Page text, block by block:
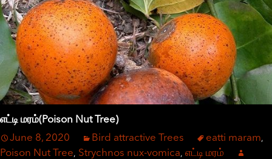
எட்டி மரம்(Poison Nut Tree)
June 8, 2020
Bird attractive Trees eatti maram,
Poison Nut Tree, Strychnos nux-vomica, எட்டி மரம்